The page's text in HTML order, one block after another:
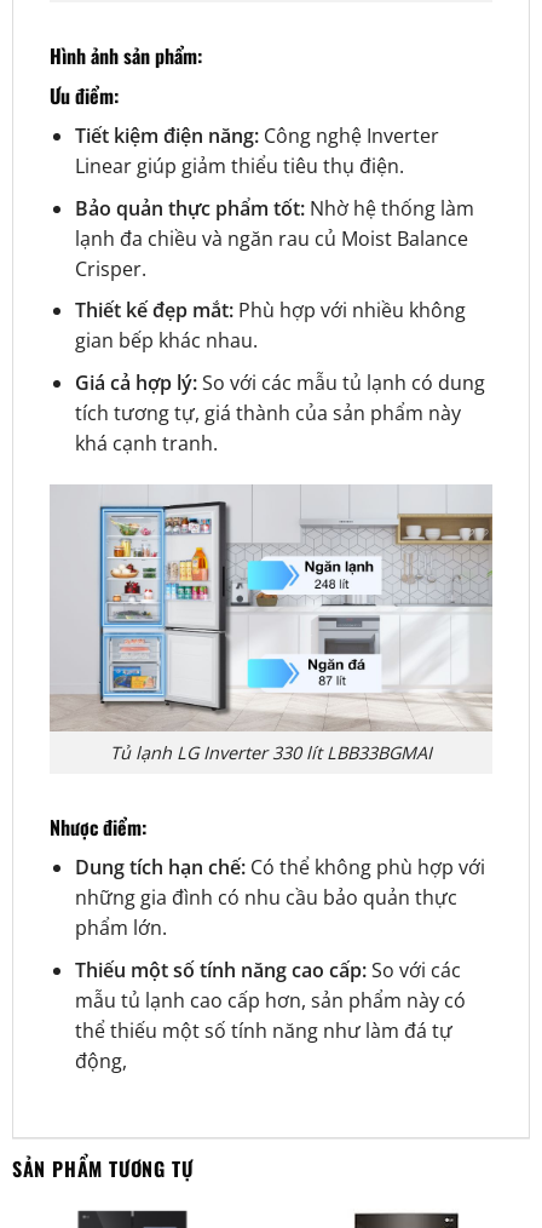
Hình ảnh sản phẩm:
Ưu điểm:
Tiết kiệm điện năng:Công nghệ Inverter
Linear giúp giảm thiểu tiêu thụ điện.
Bảo quản thực phẩm tốt:Nhờ hệ thống làm
lạnh đa chiều và ngăn rau củ Moist Balance
Crisper.
Thiết kế đẹp mắt:Phù hợp với nhiều không
gian bếp khác nhau.
Giá cả hợp lý:So với các mẫu tủ lạnh có dung
tích tương tự, giá thành của sản phẩm này
khá cạnh tranh.
Tủ lạnh LG Inverter 330 lít LBB33BGMAI
Nhược điểm:
Dung tích hạn chế:Có thể không phù hợp với
những gia đình có nhu cầu bảo quản thực
phẩm lớn.
Thiếu một số tính năng cao cấp:So với các
mẫu tủ lạnh cao cấp hơn, sản phẩm này có
thể thiếu một số tính năng như làm đá tự
động,
SẢN PHẨM TƯƠNG TỰ